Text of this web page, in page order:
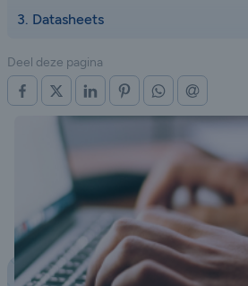
Datasheets
Deel deze pagina
OP FACEBOOK
OP X (TWITTER)
OP LINKEDINOP PINTERESTOP WHATSAPP